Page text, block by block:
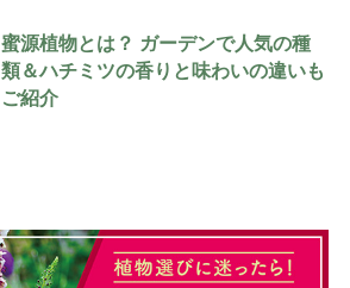
蜜源植物とは？ ガーデンで人気の種
類＆ハチミツの香りと味わいの違いも
ご紹介